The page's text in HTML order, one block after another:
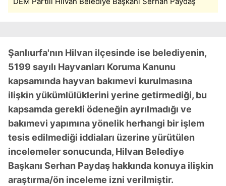
Şanlıurfa'nın Hilvan ilçesinde ise belediyenin,
5199 sayılı Hayvanları Koruma Kanunu
kapsamında hayvan bakımevi kurulmasına
ilişkin yükümlülüklerini yerine getirmediği, bu
kapsamda gerekli ödeneğin ayrılmadığı ve
bakımevi yapımına yönelik herhangi bir işlem
tesis edilmediği iddiaları üzerine yürütülen
incelemeler sonucunda, Hilvan Belediye
Başkanı Serhan Paydaş hakkında konuya ilişkin
araştırma/ön inceleme izni verilmiştir.